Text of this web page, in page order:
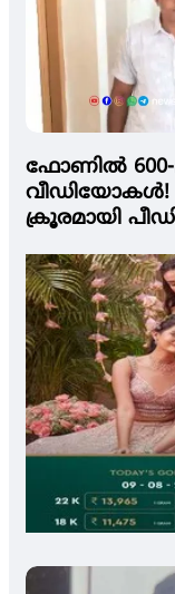
ഫോണിൽ 600-
വീഡിയോകൾ!
ക്രൂരമായി